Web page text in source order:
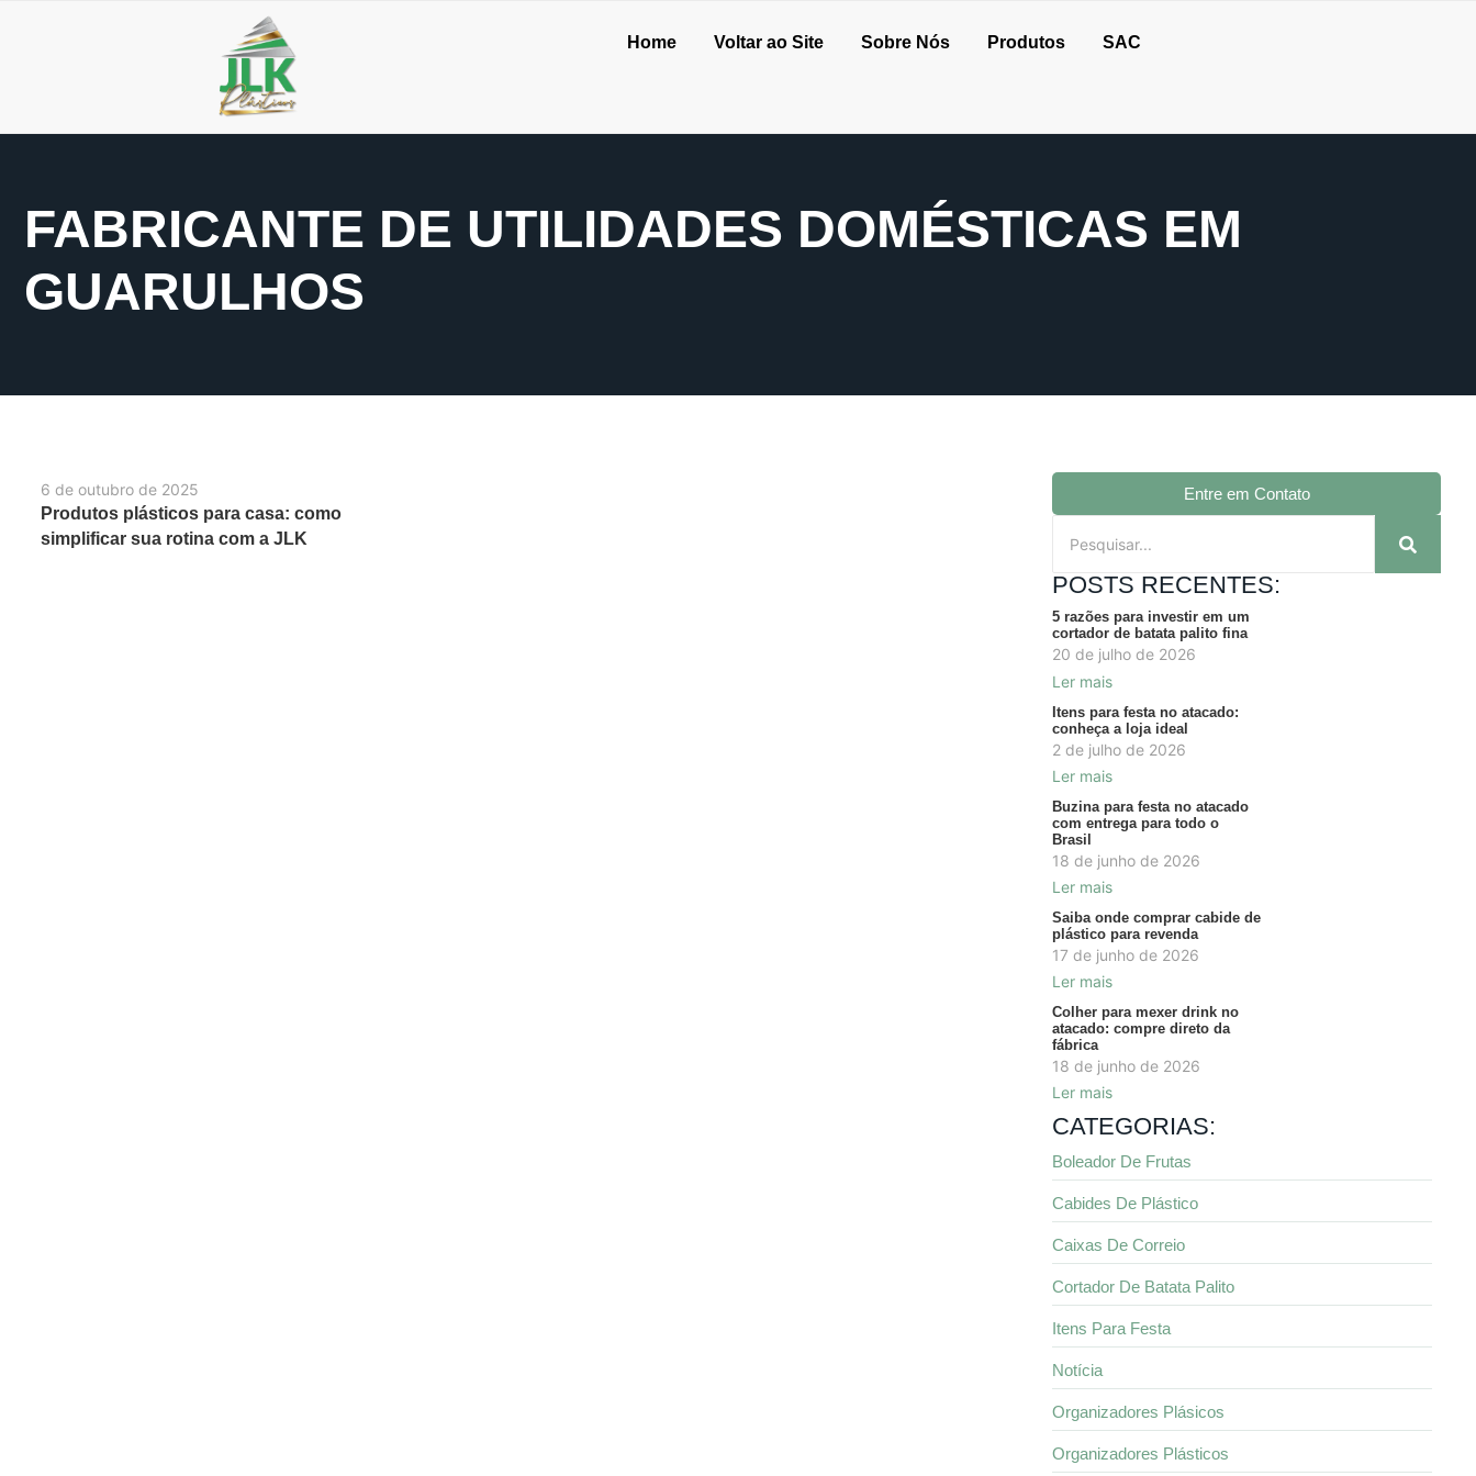
Home Voltar ao Site Sobre Nós Produtos SAC
FABRICANTE DE UTILIDADES DOMÉSTICAS EM
GUARULHOS
6 de outubro de 2025
Produtos plásticos para casa: como
simplificar sua rotina com a JLK
Entre em Contato
POSTS RECENTES:
5 razões para investir em um
cortador de batata palito fina
20 de julho de 2026
Ler mais
Itens para festa no atacado:
conheça a loja ideal
2 de julho de 2026
Ler mais
Buzina para festa no atacado
com entrega para todo o
Brasil
18 de junho de 2026
Ler mais
Saiba onde comprar cabide de
plástico para revenda
17 de junho de 2026
Ler mais
Colher para mexer drink no
atacado: compre direto da
fábrica
18 de junho de 2026
Ler mais
CATEGORIAS:
Boleador De Frutas
Cabides De Plástico
Caixas De Correio
Cortador De Batata Palito
Itens Para Festa
Notícia
Organizadores Plásicos
Organizadores Plásticos